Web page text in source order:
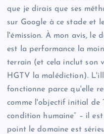
que je dirais que ses
sur Google à ce stade et
l'émission. À mon avis, le
est la performance la
terrain (et cela inclut son
HGTV la malédiction).
fonctionne parce qu'elle
comme l'objectif initial de
condition humaine” – il
point le domaine est